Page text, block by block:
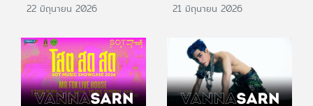
22 มิถุนายน 2026 21 มิถุนายน 2026